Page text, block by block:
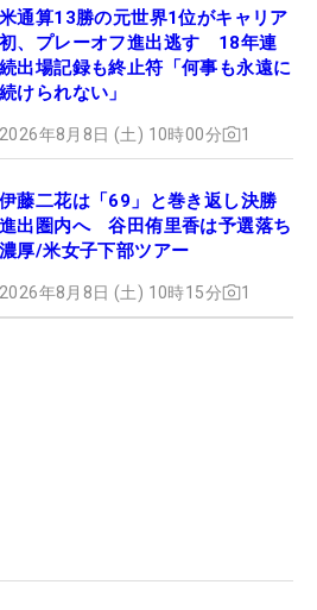
米通算13勝の元世界1位がキャリア
初、プレーオフ進出逃す 18年連
続出場記録も終止符「何事も永遠に
続けられない」
2026年8月8日 (土) 10時00分 1
伊藤二花は「69」と巻き返し決勝
進出圏内へ 谷田侑里香は予選落ち
濃厚/米女子下部ツアー
2026年8月8日 (土) 10時15分 1